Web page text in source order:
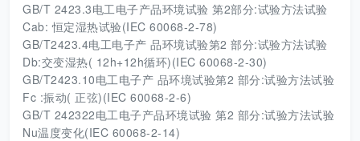
GB/T 2423.3电工电子产品环境试验 第2部分:试验方法试验
Cab: 恒定湿热试验(IEC 60068-2-78)
GB/T2423.4电工电子产 品环境试验第2 部分:试验方法试验
Db:交变湿热( 12h+12h循环)(IEC 60068-2-30)
GB/T2423.10电工电子产 品环境试验第2 部分:试验方法试验
Fc :振动( 正弦)(IEC 60068-2-6)
GB/T 242322电工电子产品环境试验 第2 部分:试验方法试验
Nu温度变化(IEC 60068-2-14)